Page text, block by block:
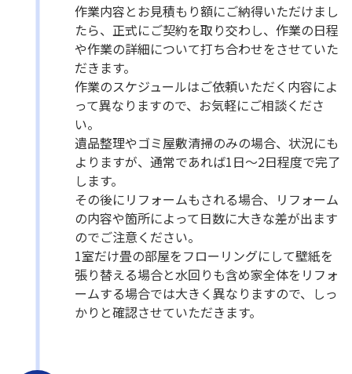
作業内容とお見積もり額にご納得いただけまし
たら、正式にご契約を取り交わし、作業の日程
や作業の詳細について打ち合わせをさせていた
だきます。
作業のスケジュールはご依頼いただく内容によ
って異なりますので、お気軽にご相談くださ
い。
遺品整理やゴミ屋敷清掃のみの場合、状況にも
よりますが、通常であれば1日～2日程度で完了
します。
その後にリフォームもされる場合、リフォーム
の内容や箇所によって日数に大きな差が出ます
のでご注意ください。
1室だけ畳の部屋をフローリングにして壁紙を
張り替える場合と水回りも含め家全体をリフォ
ームする場合では大きく異なりますので、しっ
かりと確認させていただきます。